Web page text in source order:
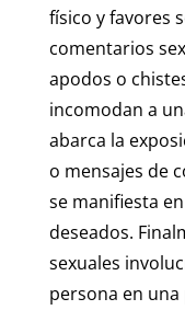
físico y favores
comentarios
apodos o
incomodan a
abarca la
o mensajes de
se manifiesta
deseados.
sexuales
persona en